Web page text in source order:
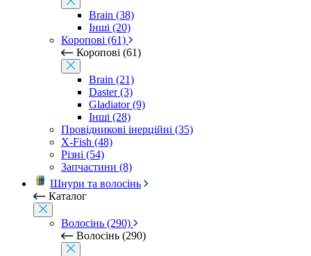
Brain (38)
Інші (20)
Коропові (61)
Коропові (61)
Brain (21)
Daster (3)
Gladiator (9)
Інші (28)
Провідникові інерційні (35)
X-Fish (48)
Різні (54)
Запчастини (8)
Шнури та волосінь
Каталог
Волосінь (290)
Волосінь (290)